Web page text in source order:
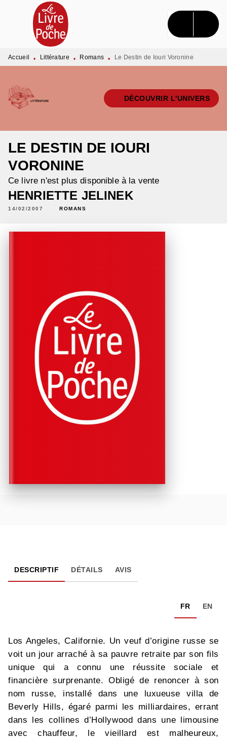
MENU RECHERCHE CONTENU
PIED DE PAGE
Accueil • Littérature • Romans • Le Destin de Iouri Voronine
DÉCOUVRIR L'UNIVERS
LE DESTIN DE IOURI
VORONINE
Ce livre n'est plus disponible à la vente
HENRIETTE JELINEK
14/02/2007 ROMANS
DESCRIPTIF DÉTAILS AVIS
FR EN
Los Angeles, Californie. Un veuf d’origine russe se
voit un jour arraché à sa pauvre retraite par son fils
unique qui a connu une réussite sociale et
financière surprenante. Obligé de renoncer à son
nom russe, installé dans une luxueuse villa de
Beverly Hills, égaré parmi les milliardaires, errant
dans les collines d’Hollywood dans une limousine
avec chauffeur, le vieillard est malheureux,